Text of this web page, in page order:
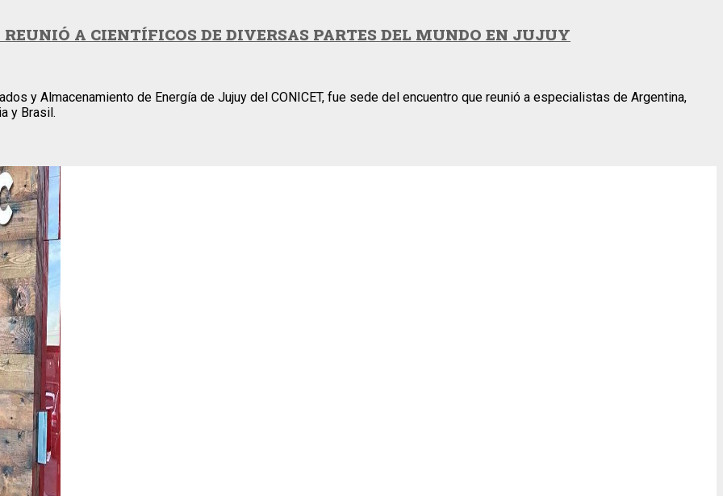
A CIENTÍFICOS DE DIVERSAS PARTES DEL MUNDO EN JUJUY
y Almacenamiento de Energía de Jujuy del CONICET, fue sede del encuentro que reunió a especialistas de Argentina,
y Brasil.